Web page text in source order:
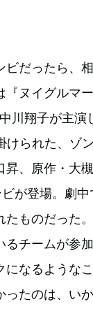
ビだったら、
『ヌイグルマ
翔子が主演
けられた、ゾ
昇、原作・大
が登場。劇
たものだった
るチームが参
になるような
ったのは、い